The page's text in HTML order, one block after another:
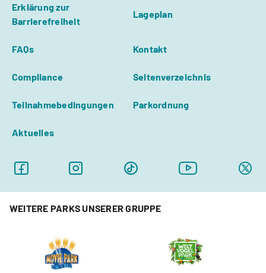
Erklärung zur
Barrierefreiheit
Lageplan
FAQs Kontakt
Compliance Seitenverzeichnis
Teilnahmebedingungen Parkordnung
Aktuelles
WEITERE PARKS UNSERER GRUPPE